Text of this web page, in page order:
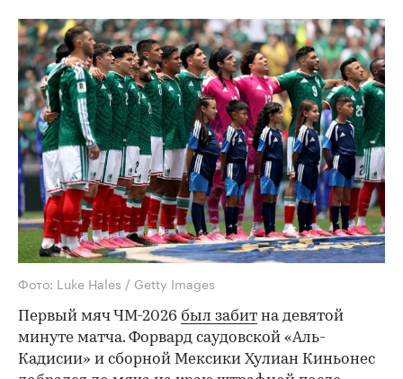
Фото: Luke Hales / Getty Images
Первый мяч ЧМ-2026 был забит на девятой
минуте матча. Форвард саудовской «Аль-
Кадисии» и сборной Мексики Хулиан Киньонес